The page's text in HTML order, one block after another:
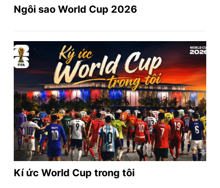
Ngôi sao World Cup 2026
Kí ức World Cup trong tôi